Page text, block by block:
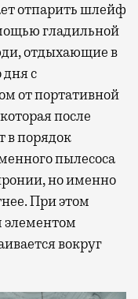
отпарить шлейф
гладильной
отдыхающие в
дня с
от портативной
после
в порядок
пылесоса
но именно
При этом
элементом
вокруг